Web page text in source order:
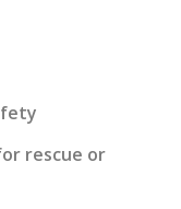
rescue or